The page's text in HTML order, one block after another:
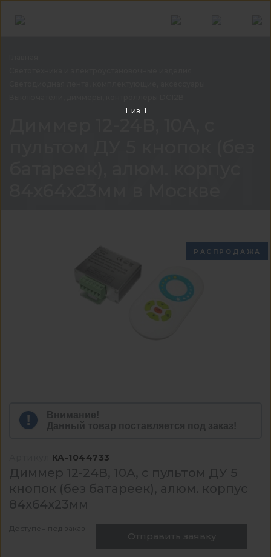
РАСПРОДАЖА
Внимание!
Данный товар поставляется под заказ!
КА-1044733
Диммер 12-24В, 10А, c пультом ДУ 5
кнопок (без батареек), алюм. корпус
84x64x23мм
Доступен под заказ
Отправить заявку
1 из 1